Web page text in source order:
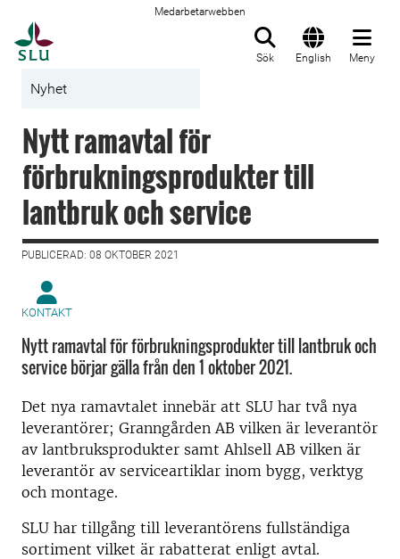
Medarbetarwebben
Sök English Meny
Nyhet
Nytt ramavtal för
förbrukningsprodukter till
lantbruk och service
PUBLICERAD: 08 OKTOBER 2021
KONTAKT
Nytt ramavtal för förbrukningsprodukter till lantbruk och
service börjar gälla från den 1 oktober 2021.
Det nya ramavtalet innebär att SLU har två nya
leverantörer; Granngården AB vilken är leverantör
av lantbruksprodukter samt Ahlsell AB vilken är
leverantör av serviceartiklar inom bygg, verktyg
och montage.
SLU har tillgång till leverantörens fullständiga
sortiment vilket är rabatterat enligt avtal.